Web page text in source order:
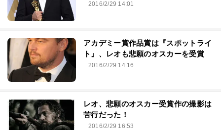
2016/2/29 14:01
アカデミー賞作品賞は『スポットライ
ト』、レオも悲願のオスカーを受賞
2016/2/29 14:16
レオ、悲願のオスカー受賞作の撮影は
苦行だった！
2016/2/29 16:53